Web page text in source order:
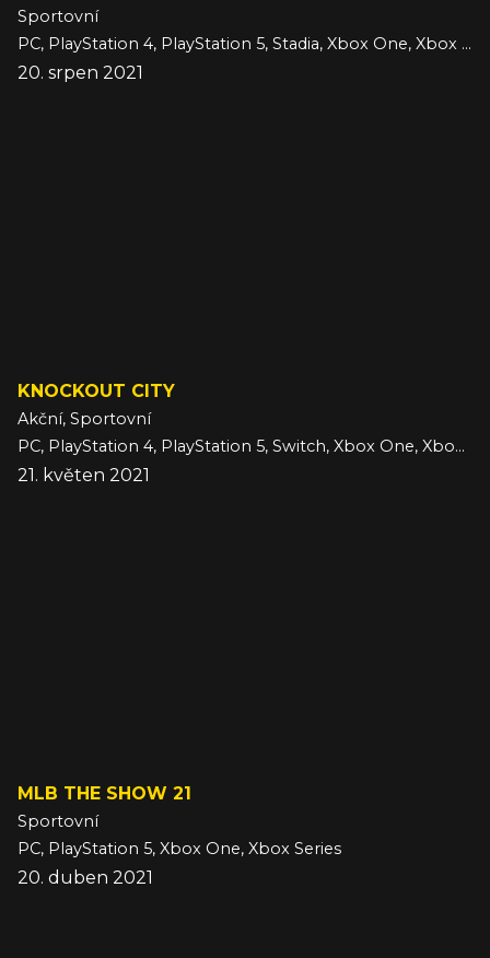
Sportovní
PC, PlayStation 4, PlayStation 5, Stadia, Xbox One, Xbox Series
20. srpen 2021
KNOCKOUT CITY
Akční, Sportovní
PC, PlayStation 4, PlayStation 5, Switch, Xbox One, Xbox Series
21. květen 2021
MLB THE SHOW 21
Sportovní
PC, PlayStation 5, Xbox One, Xbox Series
20. duben 2021